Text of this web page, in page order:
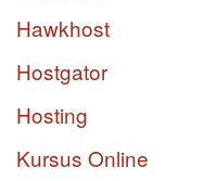
Hawkhost
Hostgator
Hosting
Kursus Online